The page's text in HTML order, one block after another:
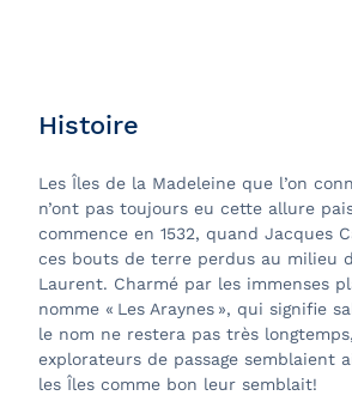
Histoire
Les Îles de la Madeleine que l’on
n’ont pas toujours eu cette allure
commence en 1532, quand Jacques
ces bouts de terre perdus au milieu
Laurent. Charmé par les immenses
nomme « Les Araynes », qui signifie
le nom ne restera pas très
explorateurs de passage semblaient
les Îles comme bon leur semblait!